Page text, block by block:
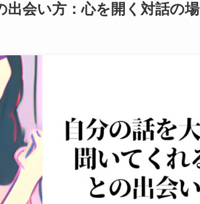
会い方：心を開く対話の場